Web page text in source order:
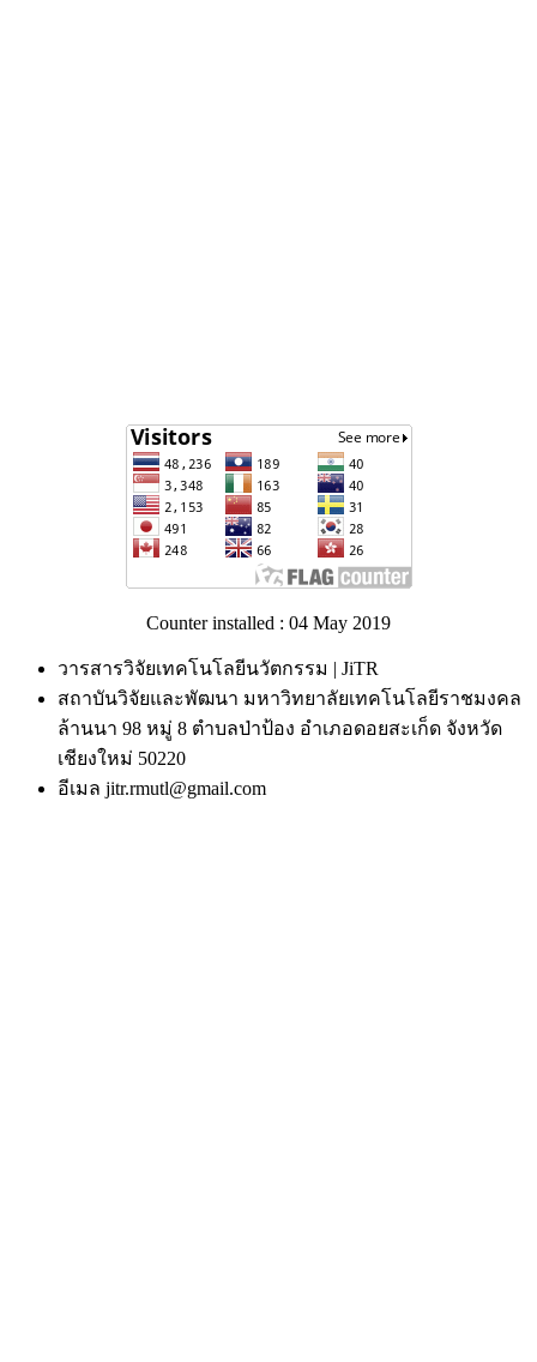
Counter installed : 04 May 2019
วารสารวิจัยเทคโนโลยีนวัตกรรม | JiTR
สถาบันวิจัยและพัฒนา มหาวิทยาลัยเทคโนโลยีราชมงคล
ล้านนา 98 หมู่ 8 ตำบลป่าป้อง อำเภอดอยสะเก็ด จังหวัด
เชียงใหม่ 50220
อีเมล jitr.rmutl@gmail.com